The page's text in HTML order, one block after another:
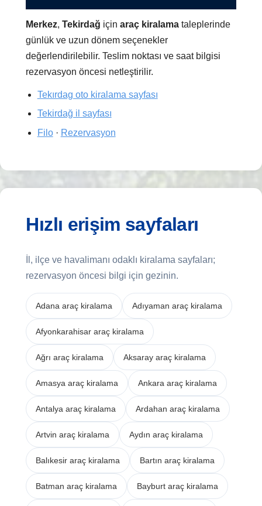
Merkez,Tekirdağ içinaraç kiralama taleplerinde
günlük ve uzun dönem seçenekler
değerlendirilebilir. Teslim noktası ve saat bilgisi
rezervasyon öncesi netleştirilir.
Tekırdag oto kiralama sayfası
Tekirdağ il sayfası
Filo· Rezervasyon
Hızlı erişim sayfaları
İl, ilçe ve havalimanı odaklı kiralama sayfaları;
rezervasyon öncesi bilgi için gezinin.
Adana araç kiralama Adıyaman araç kiralama
Afyonkarahisar araç kiralama
Ağrı araç kiralama Aksaray araç kiralama
Amasya araç kiralama Ankara araç kiralama
Antalya araç kiralama Ardahan araç kiralama
Artvin araç kiralama Aydın araç kiralama
Balıkesir araç kiralama Bartın araç kiralama
Batman araç kiralama Bayburt araç kiralama